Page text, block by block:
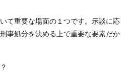
て重要な場面の１つです。示談に応
事処分を決める上で重要な要素だか
の？